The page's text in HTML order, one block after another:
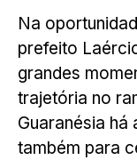
Na
prefeito
grandes
trajetória no
Guaranésia há
também para